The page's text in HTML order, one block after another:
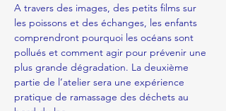
A travers des images, des petits films sur
les poissons et des échanges, les enfants
comprendront pourquoi les océans sont
pollués et comment agir pour prévenir une
plus grande dégradation. La deuxième
partie de l’atelier sera une expérience
pratique de ramassage des déchets au